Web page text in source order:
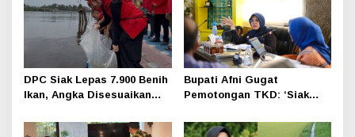
DPC Siak Lepas 7.900 Benih
Ikan, Angka Disesuaikan
Megawati ke-79
Bupati Afni Gugat
Pemotongan TKD: ‘Siak
Tetap Dipangkas